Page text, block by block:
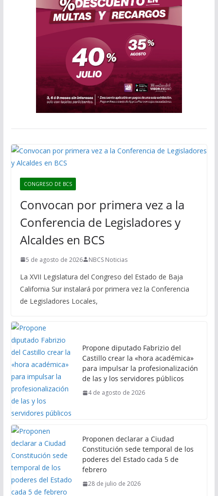
CONGRESO DE BCS
Convocan por primera vez a la
Conferencia de Legisladores y
Alcaldes en BCS
5 de agosto de 2026 NBCS Noticias
La XVII Legislatura del Congreso del Estado de Baja
California Sur instalará por primera vez la Conferencia
de Legisladores Locales,
Propone diputado Fabrizio del
Castillo crear la «hora académica»
para impulsar la profesionalización
de las y los servidores públicos
4 de agosto de 2026
Proponen declarar a Ciudad
Constitución sede temporal de los
poderes del Estado cada 5 de
febrero
28 de julio de 2026